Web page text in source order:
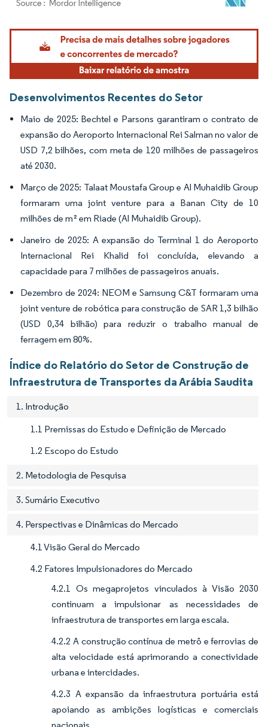
Imagem © Mordor Intelligence. O reuso requer atribuição conforme CC BY 4.0.
Desenvolvimentos Recentes do Setor
Maio de 2025: Bechtel e Parsons garantiram o contrato de
expansão do Aeroporto Internacional Rei Salman no valor de
USD 7,2 bilhões, com meta de 120 milhões de passageiros
até 2030.
Março de 2025: Talaat Moustafa Group e Al Muhaidib Group
formaram uma joint venture para a Banan City de 10
milhões de m² em Riade (Al Muhaidib Group).
Janeiro de 2025: A expansão do Terminal 1 do Aeroporto
Internacional Rei Khalid foi concluída, elevando a
capacidade para 7 milhões de passageiros anuais.
Dezembro de 2024: NEOM e Samsung C&T formaram uma
joint venture de robótica para construção de SAR 1,3 bilhão
(USD 0,34 bilhão) para reduzir o trabalho manual de
ferragem em 80%.
Índice do Relatório do Setor de Construção de
Infraestrutura de Transportes da Arábia Saudita
1. Introdução
1.1 Premissas do Estudo e Definição de Mercado
1.2 Escopo do Estudo
2. Metodologia de Pesquisa
3. Sumário Executivo
4. Perspectivas e Dinâmicas do Mercado
4.1 Visão Geral do Mercado
4.2 Fatores Impulsionadores do Mercado
4.2.1 Os megaprojetos vinculados à Visão 2030
continuam a impulsionar as necessidades de
infraestrutura de transportes em larga escala.
4.2.2 A construção contínua de metrô e ferrovias de
alta velocidade está aprimorando a conectividade
urbana e intercidades.
4.2.3 A expansão da infraestrutura portuária está
apoiando as ambições logísticas e comerciais